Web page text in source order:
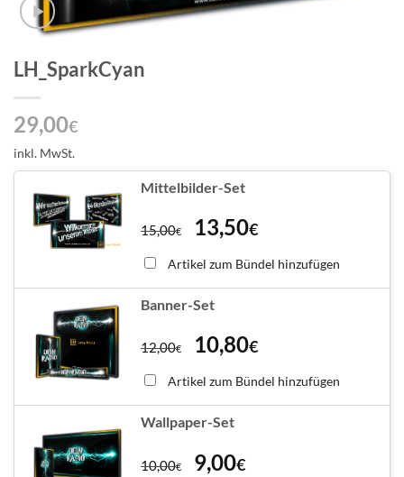
LH_SparkCyan
29,00€
inkl. MwSt.
Mittelbilder-Set
15,00€ 13,50€
Artikel zum Bündel hinzufügen
Banner-Set
12,00€ 10,80€
Artikel zum Bündel hinzufügen
Wallpaper-Set
10,00€ 9,00€